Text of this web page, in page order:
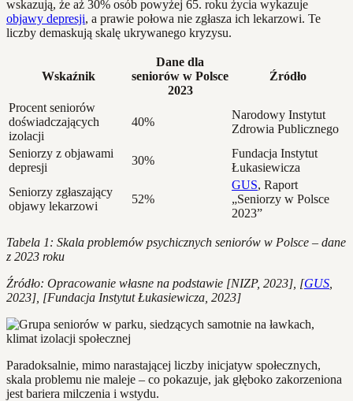
wskazują, że aż 30% osób powyżej 65. roku życia wykazuje
objawy depresji, a prawie połowa nie zgłasza ich lekarzowi. Te
liczby demaskują skalę ukrywanego kryzysu.
Wskaźnik
Dane dla
seniorów w Polsce
2023
Źródło
Procent seniorów
doświadczających
izolacji
40%
Narodowy Instytut
Zdrowia Publicznego
Seniorzy z objawami
depresji
30%
Fundacja Instytut
Łukasiewicza
Seniorzy zgłaszający
objawy lekarzowi
52%
GUS, Raport
„Seniorzy w Polsce
2023”
Tabela 1: Skala problemów psychicznych seniorów w Polsce – dane
z 2023 roku
Źródło: Opracowanie własne na podstawie [NIZP, 2023], [GUS
2023], [Fundacja Instytut Łukasiewicza, 2023]
Paradoksalnie, mimo narastającej liczby inicjatyw społecznych,
skala problemu nie maleje – co pokazuje, jak głęboko zakorzeniona
jest bariera milczenia i wstydu.